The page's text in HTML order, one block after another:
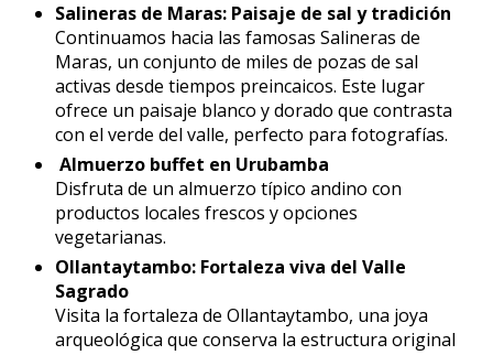
Salineras de Maras: Paisaje de sal y tradición
Continuamos hacia las famosas Salineras de
Maras, un conjunto de miles de pozas de sal
activas desde tiempos preincaicos. Este lugar
ofrece un paisaje blanco y dorado que contrasta
con el verde del valle, perfecto para fotografías.
Almuerzo buffet en Urubamba
Disfruta de un almuerzo típico andino con
productos locales frescos y opciones
vegetarianas.
Ollantaytambo: Fortaleza viva del Valle
Sagrado
Visita la fortaleza de Ollantaytambo, una joya
arqueológica que conserva la estructura original